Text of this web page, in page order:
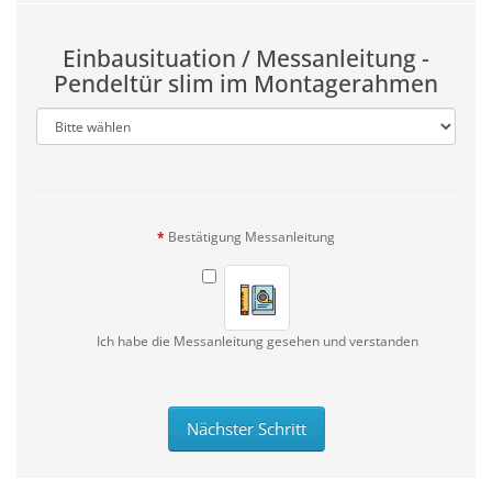
Einbausituation / Messanleitung -
Pendeltür slim im Montagerahmen
Bestätigung Messanleitung
Ich habe die Messanleitung gesehen und verstanden
Nächster Schritt